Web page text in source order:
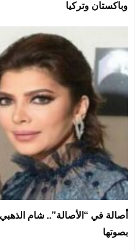
وباكستان وتركيا
أصالة في “الأصالة”.. شام
بصوتها